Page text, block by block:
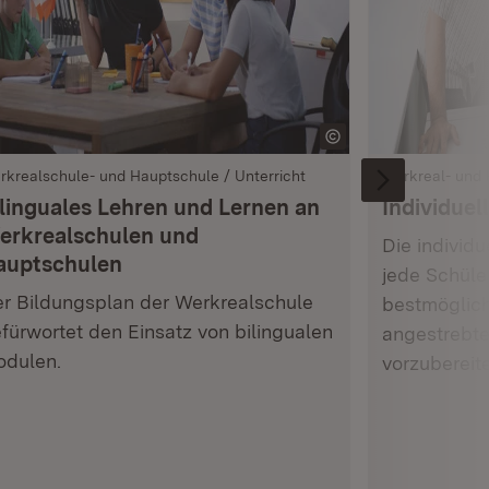
und Hauptschule / Unterricht
Lehren und Lernen an
und
Bildungsplan der Werkrealschule
den Einsatz von bilingualen
Werkreal-
Die
jede